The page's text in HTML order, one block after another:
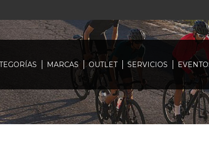
MARCAS OUTLET SERVICIOS